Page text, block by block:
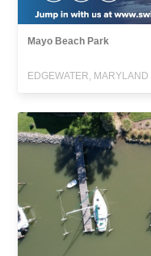
Mayo Beach Park
EDGEWATER, MARYLAND